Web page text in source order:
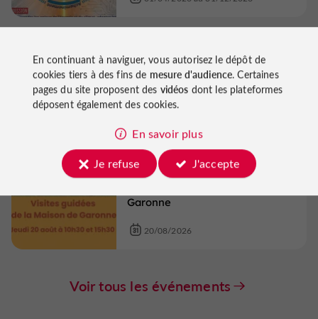
Séance cinéma plein air
Garonne
Patrimoine Boé
20/08/2026
Voir tous les événements
En continuant à naviguer, vous autorisez le dépôt de
cookies tiers à des fins de mesure d'audience. Certaines
pages du site proposent des vidéos dont les plateformes
déposent également des cookies.
En savoir plus
Je refuse
J'accepte